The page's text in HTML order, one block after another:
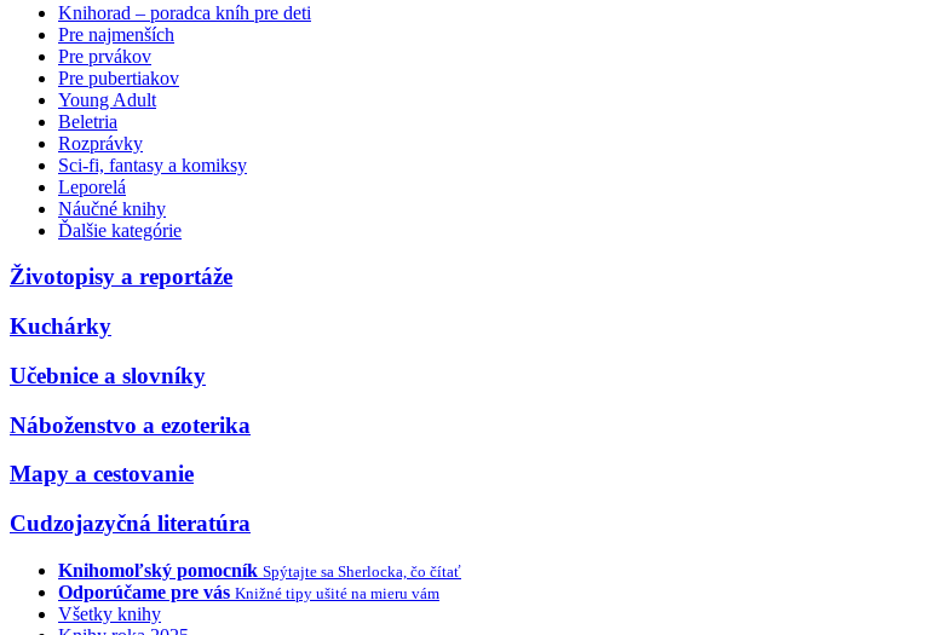
Knihorad – poradca kníh pre deti
Pre najmenších
Pre prvákov
Pre pubertiakov
Young Adult
Beletria
Rozprávky
Sci-fi, fantasy a komiksy
Leporelá
Náučné knihy
Ďalšie kategórie
Životopisy a reportáže
Kuchárky
Učebnice a slovníky
Náboženstvo a ezoterika
Mapy a cestovanie
Cudzojazyčná literatúra
Knihomoľský pomocník Spýtajte sa Sherlocka, čo čítať
Odporúčame pre vás Knižné tipy ušité na mieru vám
Všetky knihy